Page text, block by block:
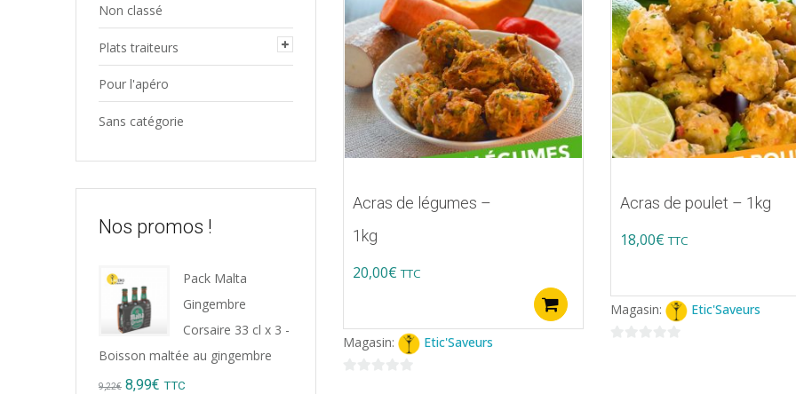
Acras de légumes –
1kg
20,00€ TTC
Ajouter au panier
Magasin: Etic'Saveurs
Acras de poulet – 1kg
18,00€ TTC
Magasin: Etic'Saveurs
Non classé
Plats traiteurs
Pour l'apéro
Sans catégorie
Nos promos !
Pack Malta
Gingembre
Corsaire 33 cl x 3 -
Boisson maltée au gingembre
9,22€ Original
8,99€ Current
TTC